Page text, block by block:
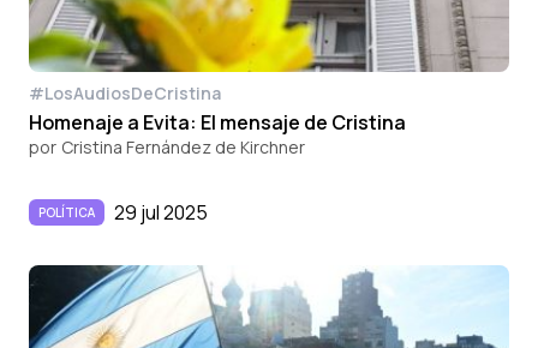
#LosAudiosDeCristina
Homenaje a Evita: El mensaje de Cristina
por Cristina Fernández de Kirchner
POLÍTICA 29 jul 2025